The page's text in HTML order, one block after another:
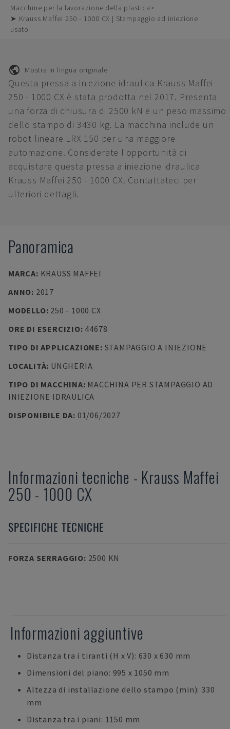
Macchine per la lavorazione della plastica
➤ Krauss Maffei 250 - 1000 CX | Stampaggio ad iniezione
usato
Mostra in lingua originale
Questa pressa a iniezione idraulica Krauss Maffei
250 - 1000 CX è stata prodotta nel 2017. Presenta
una forza di chiusura di 2500 kN e un peso massimo
dello stampo di 3430 kg. La macchina include un
robot lineare LRX 150 per una maggiore
automazione. Considerate l'opportunità di
acquistare questa pressa a iniezione idraulica
Krauss Maffei 250 - 1000 CX. Contattateci per
ulteriori dettagli.
Panoramica
MARCA: KRAUSS MAFFEI
ANNO: 2017
MODELLO: 250 - 1000 CX
ORE DI ESERCIZIO: 44678
TIPO DI APPLICAZIONE: STAMPAGGIO A INIEZIONE
LOCALITÀ: UNGHERIA
TIPO DI MACCHINA: MACCHINA PER STAMPAGGIO AD
INIEZIONE IDRAULICA
DISPONIBILE DA: 01/06/2027
Informazioni tecniche - Krauss Maffei
250 - 1000 CX
SPECIFICHE TECNICHE
FORZA SERRAGGIO: 2500 KN
Informazioni aggiuntive
Distanza tra i tiranti (H x V): 630 x 630 mm
Dimensioni del piano: 995 x 1050 mm
Altezza di installazione dello stampo (min): 330
mm
Distanza tra i piani: 1150 mm